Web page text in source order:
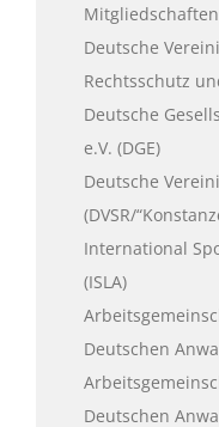
Deutsche
Rechtsschutz
Deutsche
e.V. (DGE)
Deutsche
(DVSR/
International
(ISLA)
Deutschen
Deutschen